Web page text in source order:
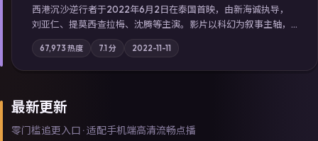
西港沉沙·逆行者于2022年6月2日在泰国首映，由新海诚执导，
刘亚仁、提莫西·查拉梅、沈腾等主演。影片以科幻为叙事主轴，
失踪人口档案牵出跨国灰色产业链；摄影与配乐强化地域气质；
站内亦可通过「国产免费观看高清电视剧在线看」延展检索同类
型高分佳作，畅享高清在线追剧体验。
67,973 热度 7.1分 2022-11-11
最新更新
零门槛追更入口 · 适配手机端高清流畅点播